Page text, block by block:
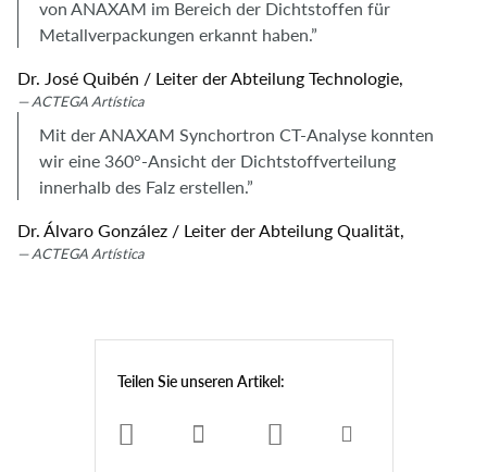
von ANAXAM im Bereich der Dichtstoffen für
Metallverpackungen erkannt haben.”
Dr. José Quibén / Leiter der Abteilung Technologie,
ACTEGA Artística
Mit der ANAXAM Synchortron CT-Analyse konnten
wir eine 360°-Ansicht der Dichtstoffverteilung
innerhalb des Falz erstellen.”
Dr. Álvaro González / Leiter der Abteilung Qualität,
ACTEGA Artística
Teilen Sie unseren Artikel: